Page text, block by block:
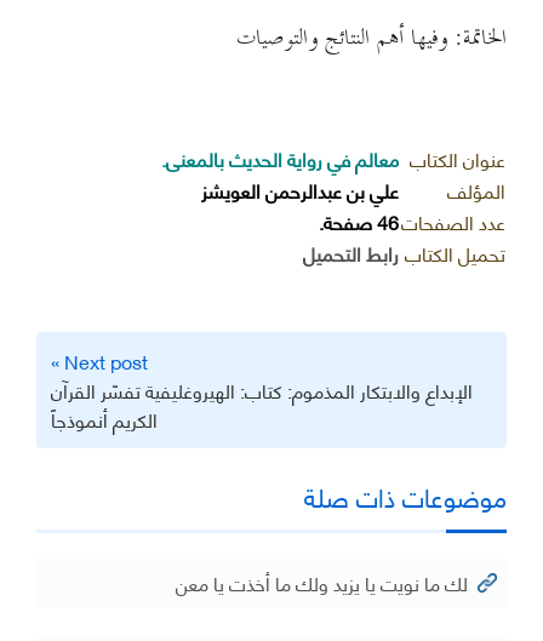
الخاتمة: وفيها أهم النتائج والتوصيات
عنوان الكتاب معالم في رواية الحديث بالمعنى.
المؤلف
علي بن عبدالرحمن العويشز
عدد الصفحات46 صفحة.
تحميل الكتابرابط التحميل
Next post »
الإبداع والابتكار المذموم: كتاب: الهيروغليفية تفسّر القرآن
الكريم أنموذجاً
موضوعات ذات صلة
لك ما نويت يا يزيد ولك ما أخذت يا معن